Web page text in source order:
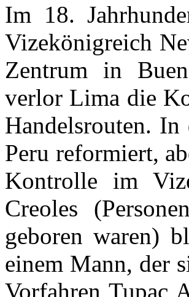
Im 18.
Vizekönigreich
Zentrum in
verlor Lima die
Handelsrouten.
Peru reformiert,
Kontrolle im
Creoles
geboren waren)
einem Mann, der
Vorfahren Tupac